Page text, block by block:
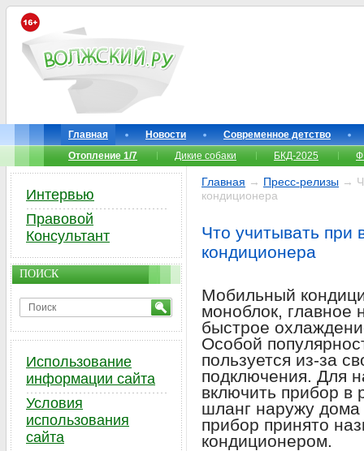
Главная Новости
Современное детство
Отопление 1/7
Дикие собаки БКД-2025
Главная → Пресс-релизы →
кондиционера
Что учитывать при
кондиционера
Мобильный
моноблок, главное
быстрое
Особой
пользуется из-за
подключения. Для
включить прибор в
шланг наружу дома
прибор принято
кондиционером.
Интервью
Правовой
Консультант
ПОИСК
Использование
информации сайта
Условия
использования
сайта